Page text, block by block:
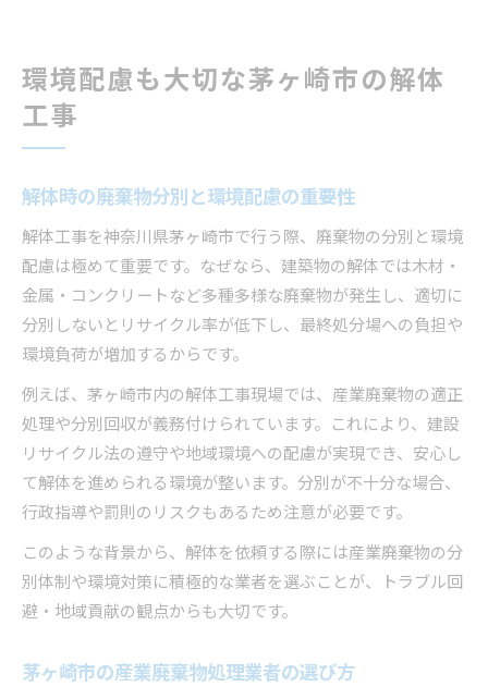
環境配慮も大切な茅ヶ崎市の解体
工事
解体時の廃棄物分別と環境配慮の重要性
解体工事を神奈川県茅ヶ崎市で行う際、廃棄物の分別と環境
配慮は極めて重要です。なぜなら、建築物の解体では木材・
金属・コンクリートなど多種多様な廃棄物が発生し、適切に
分別しないとリサイクル率が低下し、最終処分場への負担や
環境負荷が増加するからです。
例えば、茅ヶ崎市内の解体工事現場では、産業廃棄物の適正
処理や分別回収が義務付けられています。これにより、建設
リサイクル法の遵守や地域環境への配慮が実現でき、安心し
て解体を進められる環境が整います。分別が不十分な場合、
行政指導や罰則のリスクもあるため注意が必要です。
このような背景から、解体を依頼する際には産業廃棄物の分
別体制や環境対策に積極的な業者を選ぶことが、トラブル回
避・地域貢献の観点からも大切です。
茅ヶ崎市の産業廃棄物処理業者の選び方